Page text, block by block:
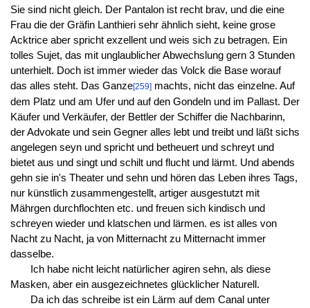
Sie sind nicht gleich. Der Pantalon ist recht brav, und die eine
Frau die der Gräfin Lanthieri sehr ähnlich sieht, keine grose
Acktrice aber spricht exzellent und weis sich zu betragen. Ein
tolles Sujet, das mit unglaublicher Abwechslung gern 3 Stunden
unterhielt. Doch ist immer wieder das Volck die Base worauf
das alles steht. Das Ganze[259]machts, nicht das einzelne. Auf
dem Platz und am Ufer und auf den Gondeln und im Pallast. Der
Käufer und Verkäufer, der Bettler der Schiffer die Nachbarinn,
der Advokate und sein Gegner alles lebt und treibt und läßt sichs
angelegen seyn und spricht und betheuert und schreyt und
bietet aus und singt und schilt und flucht und lärmt. Und abends
gehn sie in's Theater und sehn und hören das Leben ihres Tags,
nur künstlich zusammengestellt, artiger ausgestutzt mit
Mährgen durchflochten etc. und freuen sich kindisch und
schreyen wieder und klatschen und lärmen. es ist alles von
Nacht zu Nacht, ja von Mitternacht zu Mitternacht immer
dasselbe.
Ich habe nicht leicht natürlicher agiren sehn, als diese
Masken, aber ein ausgezeichnetes glücklicher Naturell.
Da ich das schreibe ist ein Lärm auf dem Canal unter